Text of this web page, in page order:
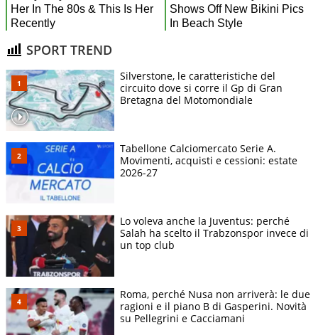
SPORT TREND
Silverstone, le caratteristiche del
circuito dove si corre il Gp di Gran
Bretagna del Motomondiale
Tabellone Calciomercato Serie A.
Movimenti, acquisti e cessioni: estate
2026-27
Lo voleva anche la Juventus: perché
Salah ha scelto il Trabzonspor invece di
un top club
Roma, perché Nusa non arriverà: le due
ragioni e il piano B di Gasperini. Novità
su Pellegrini e Cacciamani